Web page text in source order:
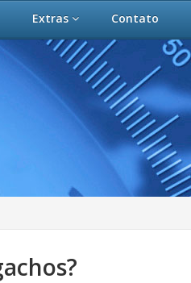
Extras Contato